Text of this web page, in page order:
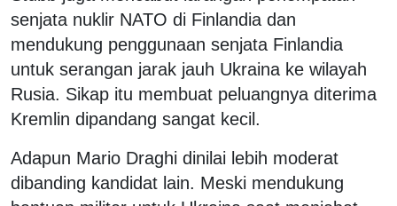
senjata nuklir NATO di Finlandia dan
mendukung penggunaan senjata Finlandia
untuk serangan jarak jauh Ukraina ke wilayah
Rusia. Sikap itu membuat peluangnya diterima
Kremlin dipandang sangat kecil.
Adapun Mario Draghi dinilai lebih moderat
dibanding kandidat lain. Meski mendukung